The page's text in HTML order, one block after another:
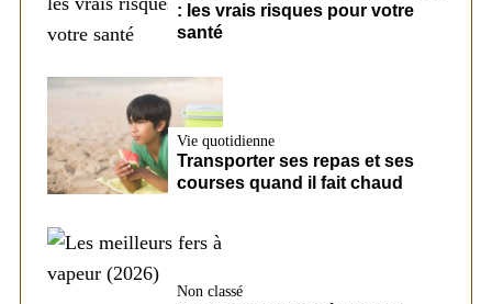
: les vrais risques pour votre
santé
Vie quotidienne
Transporter ses repas et ses
courses quand il fait chaud
Non classé